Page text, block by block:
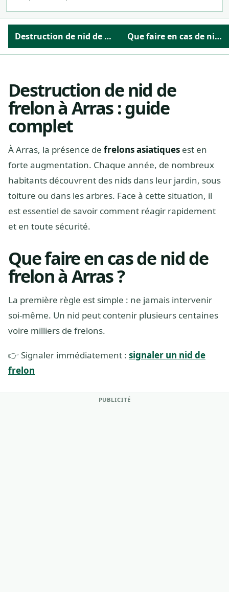
Destruction de nid de frelon à Arras : guide complet Que faire en cas de nid de frelon à Arras ?
Destruction de nid de
frelon à Arras : guide
complet
À Arras, la présence de frelons asiatiques est en
forte augmentation. Chaque année, de nombreux
habitants découvrent des nids dans leur jardin, sous
toiture ou dans les arbres. Face à cette situation, il
est essentiel de savoir comment réagir rapidement
et en toute sécurité.
Que faire en cas de nid de
frelon à Arras ?
La première règle est simple : ne jamais intervenir
soi-même. Un nid peut contenir plusieurs centaines
voire milliers de frelons.
👉 Signaler immédiatement : signaler un nid de
frelon
PUBLICITÉ